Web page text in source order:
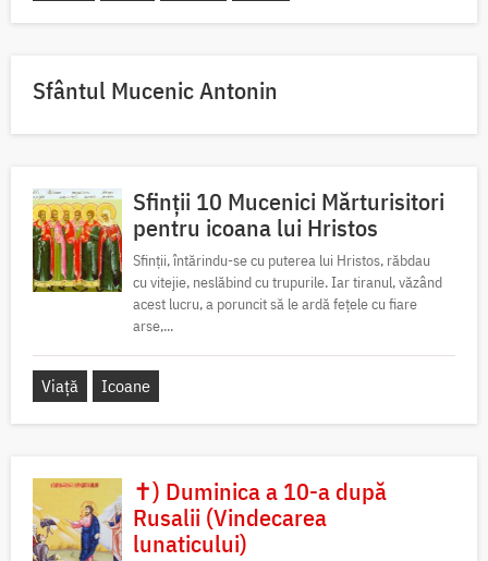
Sfântul Mucenic Antonin
Sfinții 10 Mucenici Mărturisitori
pentru icoana lui Hristos
Sfinții, întărindu-se cu puterea lui Hristos, răbdau
cu vitejie, neslăbind cu trupurile. Iar tiranul, văzând
acest lucru, a poruncit să le ardă fețele cu fiare
arse,...
Viață Icoane
✝) Duminica a 10-a după
Rusalii (Vindecarea
lunaticului)